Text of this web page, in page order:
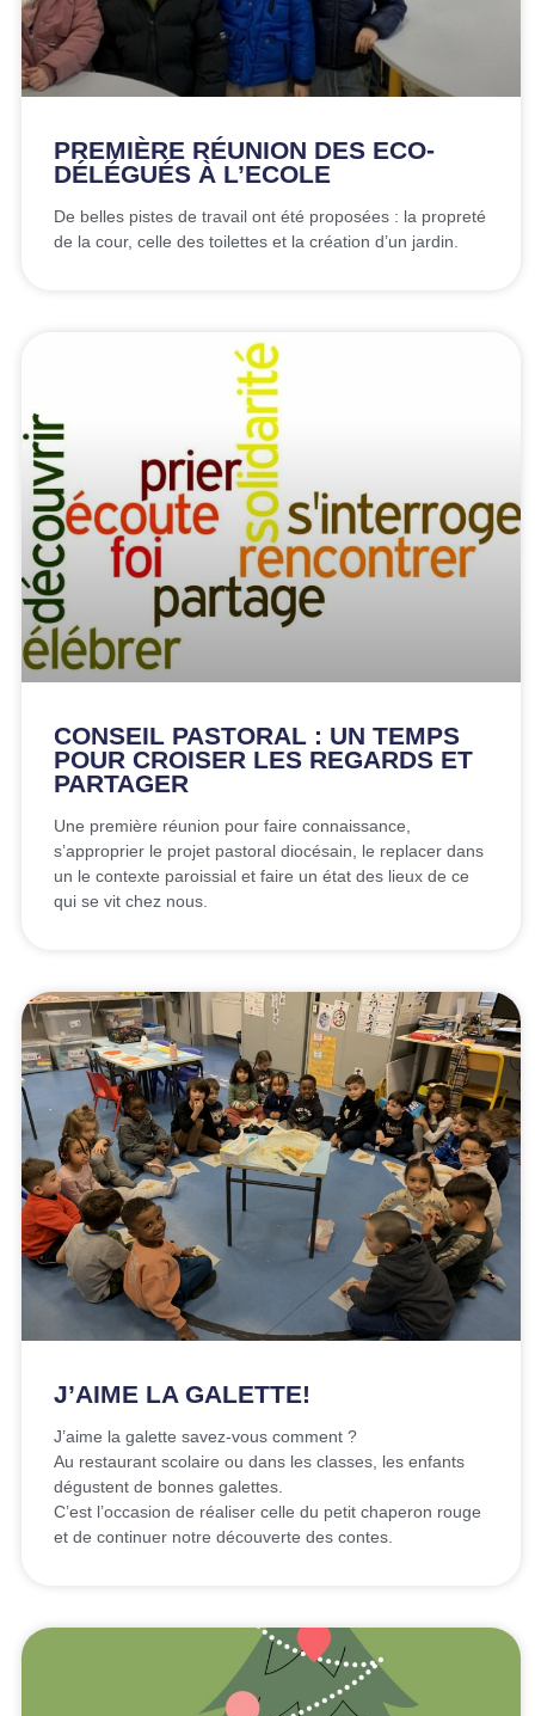
PREMIÈRE RÉUNION DES ECO-
DÉLÉGUÉS À L’ECOLE
De belles pistes de travail ont été proposées : la propreté
de la cour, celle des toilettes et la création d’un jardin.
CONSEIL PASTORAL : UN TEMPS
POUR CROISER LES REGARDS ET
PARTAGER
Une première réunion pour faire connaissance,
s’approprier le projet pastoral diocésain, le replacer dans
un le contexte paroissial et faire un état des lieux de ce
qui se vit chez nous.
J’AIME LA GALETTE!
J’aime la galette savez-vous comment ?
Au restaurant scolaire ou dans les classes, les enfants
dégustent de bonnes galettes.
C’est l’occasion de réaliser celle du petit chaperon rouge
et de continuer notre découverte des contes.